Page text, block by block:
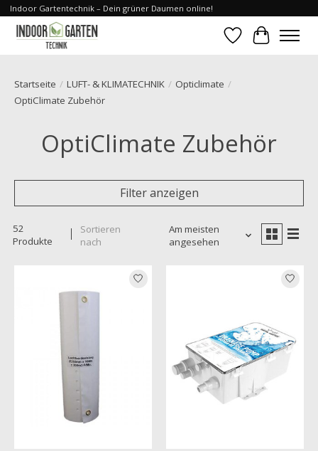
Indoor Gartentechnik – Dein grüner Daumen online!
Wunschzettel
Ihr
Startseite / LUFT- & KLIMATECHNIK / Opticlimate /
OptiClimate Zubehör
OptiClimate Zubehör
Filter anzeigen
52
Produkte
Sortieren
nach
Am meisten
angesehen